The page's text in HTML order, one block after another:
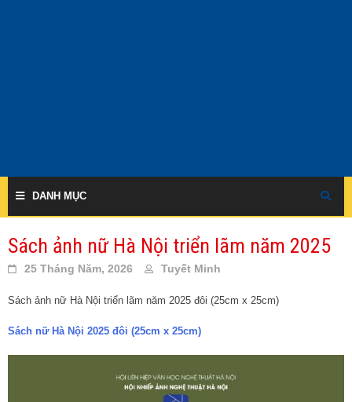
DANH MỤC
Sách ảnh nữ Hà Nội triển lãm năm 2025
25 Tháng Năm, 2026 Tuyết Minh
Sách ảnh nữ Hà Nội triển lãm năm 2025 đôi (25cm x 25cm)
Sách nữ Hà Nội 2025 đôi (25cm x 25cm)